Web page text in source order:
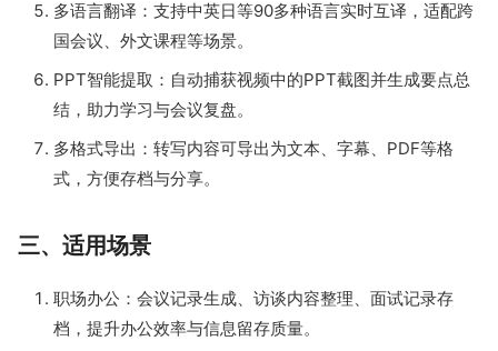
多语言翻译：支持中英日等90多种语言实时互译，适配跨
国会议、外文课程等场景。
PPT智能提取：自动捕获视频中的PPT截图并生成要点总
结，助力学习与会议复盘。
多格式导出：转写内容可导出为文本、字幕、PDF等格
式，方便存档与分享。
三、适用场景
职场办公：会议记录生成、访谈内容整理、面试记录存
档，提升办公效率与信息留存质量。